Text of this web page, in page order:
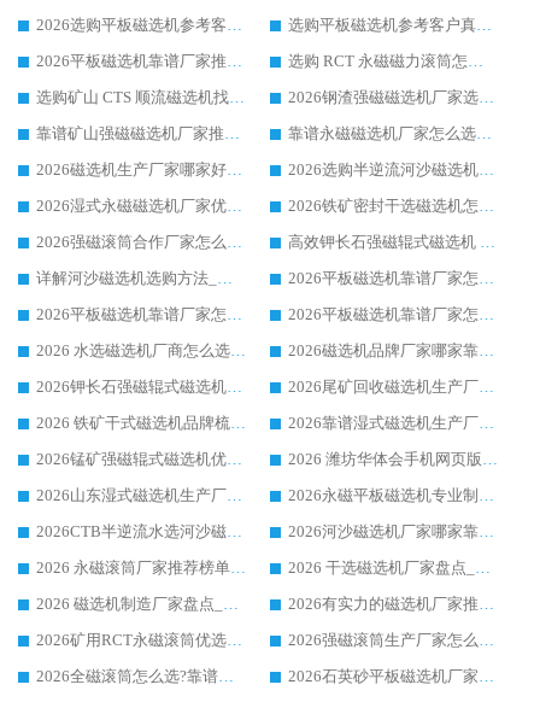
2026选购平板磁选机参考客户真实体验，华体会手机网页版-华体会(中国) 厂家行业口碑排名前列
选购平板磁选机参考客户真实体验，华体会手机网页版-华体会(中国) 厂家依托行业口碑收获大量客户认可
2026平板磁选机靠谱厂家推荐_ 华体会手机网页版-华体会(中国) 凭借良好口碑获得众多客户认可
选购 RCT 永磁磁力滚筒怎么选?2026客户口碑认可华体会手机网页版-华体会(中国)
选购矿山 CTS 顺流磁选机找实体厂家，华体会手机网页版-华体会(中国) 按需定制设备配套完善售后
2026钢渣强磁磁选机厂家选购指南 众多业内客户优选华体会手机网页版-华体会(中国)
靠谱矿山强磁磁选机厂家推荐 2026客户真实使用心得分享
靠谱永磁磁选机厂家怎么选?福建客户真实体验分享华体会手机网页版-华体会(中国) 品牌
2026磁选机生产厂家哪家好?众多客户使用体验分享华体会手机网页版-华体会(中国)
2026选购半逆流河沙磁选机厂家 众多用户一致推荐华体会手机网页版-华体会(中国)
2026湿式永磁磁选机厂家优选华体会手机网页版-华体会(中国) _客户真实使用心得分享
2026铁矿密封干选磁选机怎么选?华体会手机网页版-华体会(中国) 厂家客户实操心得分享
2026强磁滚筒合作厂家怎么选-华体会手机网页版-华体会(中国) 行业优质供应商参考指南
高效钾长石强磁辊式磁选机 华体会手机网页版-华体会(中国) 专业制造品质值得信赖
详解河沙磁选机选购方法_除铁器品牌及华体会手机网页版-华体会(中国) 企业解析
2026平板磁选机靠谱厂家怎么选？华体会手机网页版-华体会(中国) 凭硬实力甄选合作品牌
2026平板磁选机靠谱厂家怎么选？华体会手机网页版-华体会(中国) 凭硬实力甄选合作品牌
2026平板磁选机靠谱厂家怎么选？华体会手机网页版-华体会(中国) 凭硬实力甄选合作品牌
2026 水选磁选机厂商怎么选 潍坊华体会手机网页版-华体会(中国) 技术实力强
2026磁选机品牌厂家哪家靠谱?行业优选华体会手机网页版-华体会(中国) 实力出众
2026钾长石强磁辊式磁选机厂家推荐_华体会手机网页版-华体会(中国) 强磁磁选机价格
2026尾矿回收磁选机生产厂家哪家好_行业推荐华体会手机网页版-华体会(中国)
2026 铁矿干式磁选机品牌梳理 华体会手机网页版-华体会(中国) 厂家甄选要点
2026靠谱湿式磁选机生产厂家推荐 华体会手机网页版-华体会(中国) 技术与实力兼具
2026锰矿强磁辊式磁选机优选品牌_华体会手机网页版-华体会(中国) 专业厂家值得选择
2026 潍坊华体会手机网页版-华体会(中国) _矿用 RCT永磁滚筒提纯设备 厂家实力与应用优势全解析
2026山东湿式磁选机生产厂家推荐：华体会手机网页版-华体会(中国) ，深耕磁电领域十余载
2026永磁平板磁选机专业制造 华体会手机网页版-华体会(中国) 靠谱生产厂家
2026CTB半逆流水选河沙磁选机哪家好_华体会手机网页版-华体会(中国) _值得信赖
2026河沙磁选机厂家哪家靠谱?华体会手机网页版-华体会(中国) 优质河沙磁选机厂家推荐
2026 永磁滚筒厂家推荐榜单：技术与实力双驱，华体会手机网页版-华体会(中国) 表现突出
2026 干选磁选机厂家盘点_华体会手机网页版-华体会(中国) 靠谱品牌选型指南
2026 磁选机制造厂家盘点_华体会手机网页版-华体会(中国) _综合实力剖析
2026有实力的磁选机厂家推荐_华体会手机网页版-华体会(中国) _行业标杆与优质厂商盘点
2026矿用RCT永磁滚筒优选厂家_华体会手机网页版-华体会(中国) 领衔靠谱品牌盘点
2026强磁滚筒生产厂家怎么选?行业口碑推荐华体会手机网页版-华体会(中国)
2026全磁滚筒怎么选?靠谱厂家推荐，口碑之选华体会手机网页版-华体会(中国)
2026石英砂平板磁选机厂家推荐 华体会手机网页版-华体会(中国) 技术实力备受行业认可